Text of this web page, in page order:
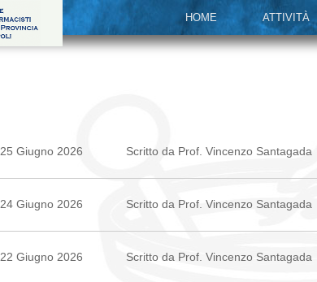
HOME ATTIVITÀ
25 Giugno 2026 Scritto da Prof. Vincenzo Santagada
24 Giugno 2026 Scritto da Prof. Vincenzo Santagada
22 Giugno 2026 Scritto da Prof. Vincenzo Santagada